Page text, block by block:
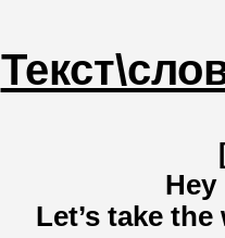
Hey
Let’s take